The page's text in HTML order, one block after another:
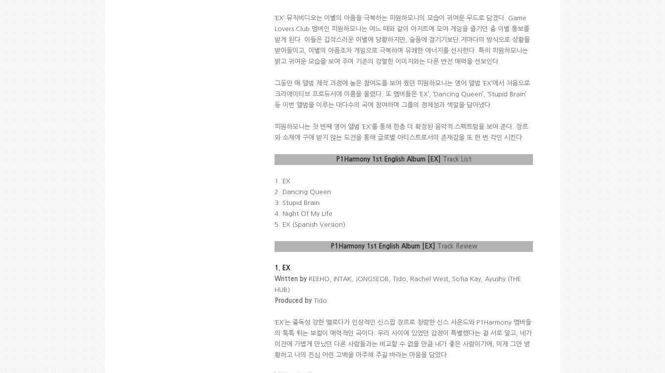
‘EX’ 뮤직비디오는 이별의 아픔을 극복하는 피원하모니의 모습이 귀여운 무드로 담겼다 . Game
Lovers Club 멤버인 피원하모니는 여느 때와 같이 아지트에 모여 게임을 즐기던 중 이별 통보를
받게 된다
이들은 갑작스러운 이별에 당황하지만
슬픔에 잠기기보단 저마다의 방식으로 상황을
받아들이고
이별의 아픔조차 게임으로 극복하며 유쾌한 에너지를 선사한다
특히 피원하모니는
밝고 귀여운 모습을 보여 주며 기존의 강렬한 이미지와는 다른 반전 매력을 선보인다
그동안 매 앨범 제작 과정에 높은 참여도를 보여 줬던 피원하모니는 영어 앨범 ‘EX’에서 처음으로
크리에이티브 프로듀서에 이름을 올렸다
또 멤버들은 ‘EX’, ‘Dancing Queen’, ‘Stupid Brain’
등 이번 앨범을 이루는 대다수의 곡에 참여하며 그룹의 정체성과 색깔을 담아냈다
피원하모니는 첫 번째 영어 앨범 ‘EX’를 통해 한층 더 확장된 음악적 스펙트럼을 보여 준다
장르
와 소재에 구애 받지 않는 도전을 통해 글로벌 아티스트로서의 존재감을 또 한 번 각인 시킨다
P1Harmony 1st English Album [EX] Track List
1. EX
2. Dancing Queen
3. Stupid Brain
4. Night Of My Life
5. EX (Spanish Version)
P1Harmony 1st English Album [EX] Track Review
1. EX
Written by KEEHO, INTAK, JONGSEOB, Tido, Rachel West, Sofia Kay, Ayushy (THE
HUB)
Produced by Tido
‘EX’는 중독성 강한 멜로디가 인상적인 신스팝 장르로 청량한 신스 사운드와 P1Harmony 멤버들
의 톡톡 튀는 보컬이 매력적인 곡이다
우리 사이에 있었던 감정이 특별했다는 걸 서로 알고
네가
이전에 가볍게 만났던 다른 사람들과는 비교할 수 없을 만큼 내가 좋은 사람이기에
이제 그만 방
황하고 나의 진심 어린 고백을 마주해 주길 바라는 마음을 담았다